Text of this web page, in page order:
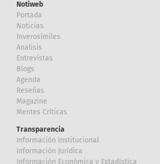
Notiweb
Portada
Noticias
Inverosímiles
Analisis
Entrevistas
Blogs
Agenda
Reseñas
Magazine
Mentes Críticas
Transparencia
Información Institucional
Información Jurídica
Información Económica y Estadística